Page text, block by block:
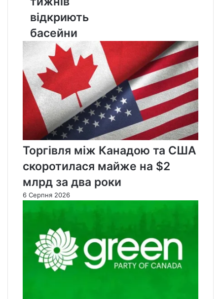
басейни
відкриють
басейни
Торгівля між Канадою та США
скоротилася майже на $2
млрд за два роки
6 Серпня 2026